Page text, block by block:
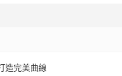
造完美曲線